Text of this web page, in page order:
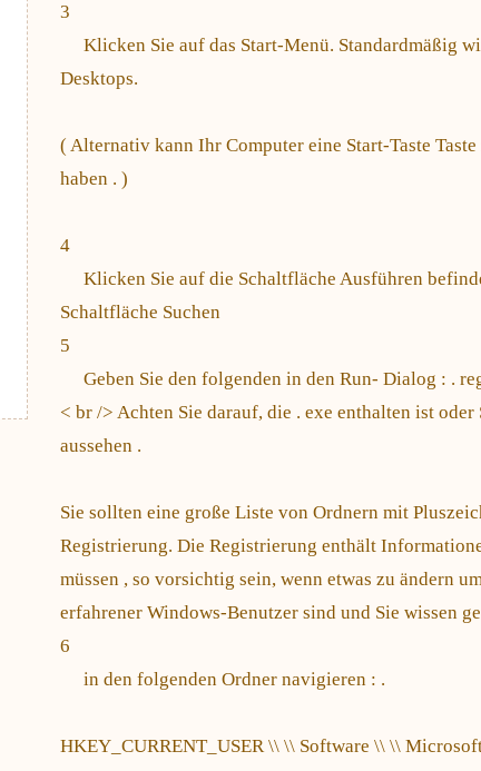
3
Klicken Sie auf das Start-Menü. Standardmäßig
Desktops.
( Alternativ kann Ihr Computer eine Start-Taste
haben . )
4
Klicken Sie auf die Schaltfläche Ausführen
Schaltfläche Suchen
5
Geben Sie den folgenden in den Run- Dialog : .
< br /> Achten Sie darauf, die . exe enthalten ist
aussehen .
Sie sollten eine große Liste von Ordnern mit
Registrierung. Die Registrierung enthält
müssen , so vorsichtig sein, wenn etwas zu ändern
erfahrener Windows-Benutzer sind und Sie wissen
6
in den folgenden Ordner navigieren : .
HKEY_CURRENT_USER \\ \\ Software \\ \\